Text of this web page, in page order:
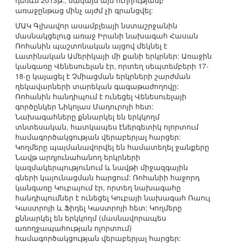
առաջընթաց մինչ այժմ չի գրանցվել:
ՄԱԿ Գլխավոր ասամբլեայի նստաշրջանին
մասնակցելուց առաջ Իրանի նախագահ Հասան
Ռոհանին պաշտոնական այցով մեկնել է
Լատինական Ամերիկայի մի քանի երկրներ: Առաջին
կանգառը Վենեսուելան էր, որտեղ սեպտեմբերի 17-
18-ը կայացել է Չմիացման երկրների շարժման
ղեկավարների տարեկան գագաթաժողովը:
Ռոհանին հանդիպում է ունեցել Վենեսուելայի
գործընկեր Նիկոլաս Մադուրոյի հետ:
Նախագահները քննարկել են երկկողմ
տնտեսական, հատկապես էներգետիկ ոլորտում
համագործակցության վերաբերյալ հարցեր:
Կողմերը պայմանավորվել են համատեղել ջանքերը
Նավթ արդյունահանող երկրների
կազմակերպությունում և նավթի միջազգային
գների կայունացման հարցում: Ռոհանիի հաջորդ
կանգառը Կուբայում էր, որտեղ նախագահը
հանդիպումներ է ունեցել Կուբայի նախագահ Ռաուլ
Կաստրոյի և Ֆիդել Կաստրոյի հետ: Կողմերը
քննարկել են երկկողմ (մասնավորապես
առողջապահության ոլորտում)
համագործակցության վերաբերյալ հարցեր: